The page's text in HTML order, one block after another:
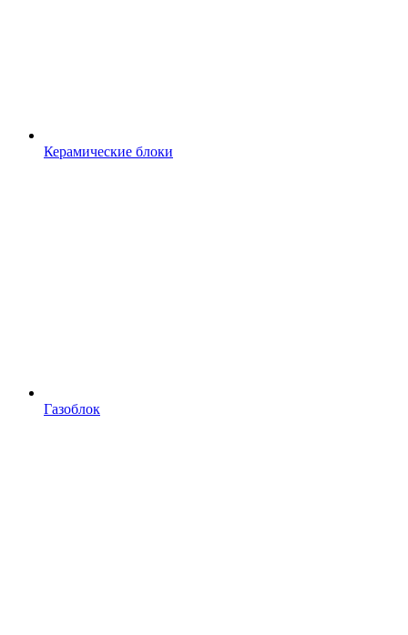
Керамические блоки
Газоблок